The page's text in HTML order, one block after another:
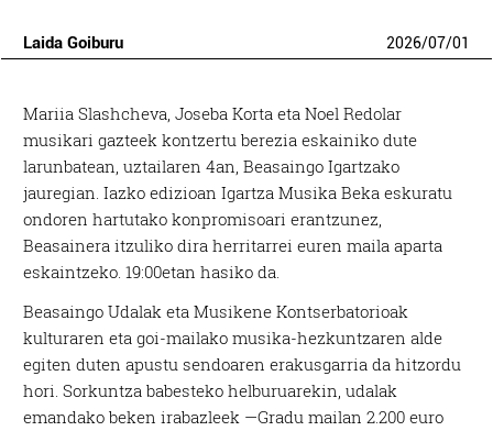
Laida Goiburu 2026/07/01
Mariia Slashcheva, Joseba Korta eta Noel Redolar
musikari gazteek kontzertu berezia eskainiko dute
larunbatean, uztailaren 4an, Beasaingo Igartzako
jauregian. Iazko edizioan Igartza Musika Beka eskuratu
ondoren hartutako konpromisoari erantzunez,
Beasainera itzuliko dira herritarrei euren maila aparta
eskaintzeko. 19:00etan hasiko da.
Beasaingo Udalak eta Musikene Kontserbatorioak
kulturaren eta goi-mailako musika-hezkuntzaren alde
egiten duten apustu sendoaren erakusgarria da hitzordu
hori. Sorkuntza babesteko helburuarekin, udalak
emandako beken irabazleek —Gradu mailan 2.200 euro